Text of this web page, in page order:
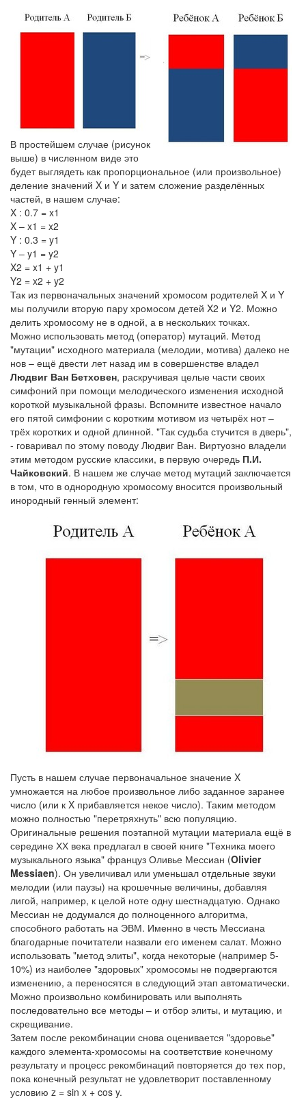
В простейшем случае (рисунок
выше) в численном виде это
будет выглядеть как пропорциональное (или произвольное)
деление значений X и Y и затем сложение разделённых
частей, в нашем случае:
X : 0.7 = x1
X – x1 = x2
Y : 0.3 = y1
Y – y1 = y2
X2 = x1 + y1
Y2 = x2 + y2
Так из первоначальных значений хромосом родителей X и Y
мы получили вторую пару хромосом детей X2 и Y2. Можно
делить хромосому не в одной, а в нескольких точках.
Можно использовать метод (оператор) мутаций. Метод
"мутации" исходного материала (мелодии, мотива) далеко не
нов – ещё двести лет назад им в совершенстве владел
Людвиг Ван Бетховен, раскручивая целые части своих
симфоний при помощи мелодического изменения исходной
короткой музыкальной фразы. Вспомните известное начало
его пятой симфонии с коротким мотивом из четырёх нот –
трёх коротких и одной длинной. "Так судьба стучится в дверь",
- говаривал по этому поводу Людвиг Ван. Виртуозно владели
этим методом русские классики, в первую очередь П.И.
Чайковский. В нашем же случае метод мутаций заключается
в том, что в однородную хромосому вносится произвольный
инородный генный элемент:
Пусть в нашем случае первоначальное значение X
умножается на любое произвольное либо заданное заранее
число (или к X прибавляется некое число). Таким методом
можно полностью "перетряхнуть" всю популяцию.
Оригинальные решения поэтапной мутации материала ещё в
середине ХХ века предлагал в своей книге "Техника моего
музыкального языка" француз Оливье Мессиан (Olivier
Messiaen). Он увеличивал или уменьшал отдельные звуки
мелодии (или паузы) на крошечные величины, добавляя
лигой, например, к целой ноте одну шестнадцатую. Однако
Мессиан не додумался до полноценного алгоритма,
способного работать на ЭВМ. Именно в честь Мессиана
благодарные почитатели назвали его именем салат. Можно
использовать "метод элиты", когда некоторые (например 5-
10%) из наиболее "здоровых" хромосомы не подвергаются
изменению, а переносятся в следующий этап автоматически.
Можно произвольно комбинировать или выполнять
последовательно все методы – и отбор элиты, и мутацию, и
скрещивание.
Затем после рекомбинации снова оценивается "здоровье"
каждого элемента-хромосомы на соответствие конечному
результату и процесс рекомбинаций повторяется до тех пор,
пока конечный результат не удовлетворит поставленному
условию z = sin x + cos y.